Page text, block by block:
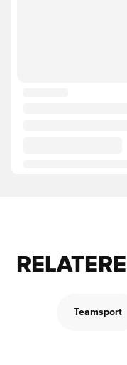
Teamsport